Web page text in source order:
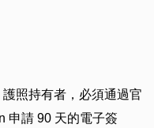
照持有者，必須通過官
申請 90 天的電子簽